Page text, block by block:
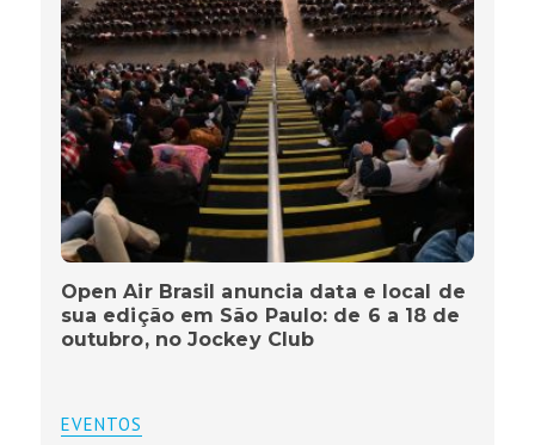
Open Air Brasil anuncia data e local de
sua edição em São Paulo: de 6 a 18 de
outubro, no Jockey Club
EVENTOS